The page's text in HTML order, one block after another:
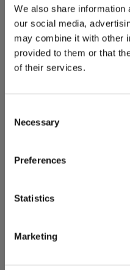
We also share information
our social media,
may combine it with other
provided to them or that
of their services.
Necessary
Preferences
Statistics
Marketing
Redskapsfäste Lilla BM
1 390
KÖP